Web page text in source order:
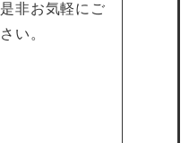
非お気軽にご
い。